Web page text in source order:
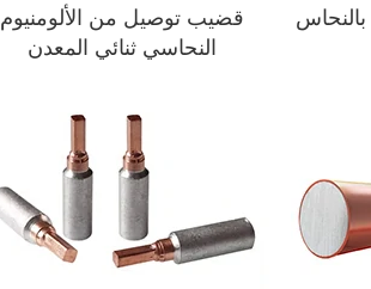
قضيب توصيل من الألومنيوم
النحاسي ثنائي المعدن